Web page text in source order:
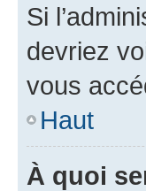
Si
devriez
vous
Haut
À quoi